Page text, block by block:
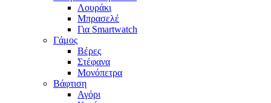
Λουράκι
Μπρασελέ
Για Smartwatch
Γάμος
Βέρες
Στέφανα
Μονόπετρα
Βάφτιση
Αγόρι